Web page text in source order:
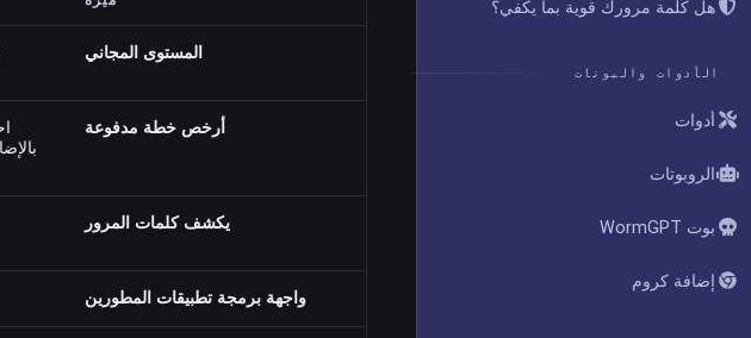
هل كلمة مرورك قوية بما يكفي؟
الأدوات والبوتات
أدوات
الروبوتات
بوت WormGPT
إضافة كروم
المستوى المجاني
أرخص خطة مدفوعة
يكشف كلمات المرور
واجهة برمجة تطبيقات المطورين